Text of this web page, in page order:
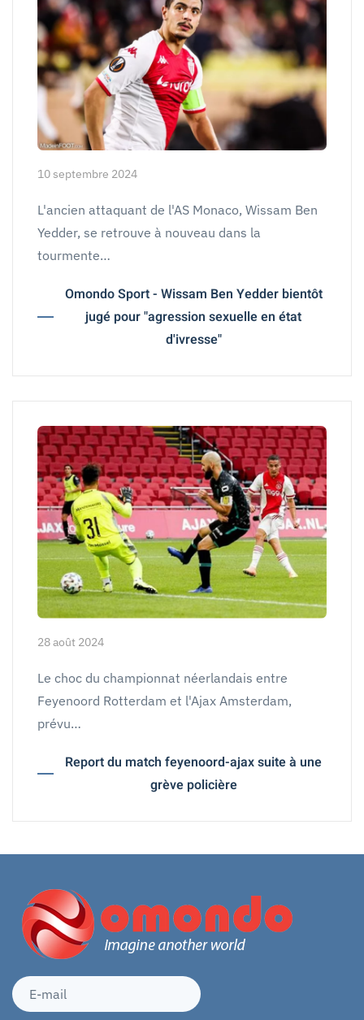
10 septembre 2024
L'ancien attaquant de l'AS Monaco, Wissam Ben
Yedder, se retrouve à nouveau dans la
tourmente…
Omondo Sport - Wissam Ben Yedder bientôt
jugé pour "agression sexuelle en état
d'ivresse"
28 août 2024
Le choc du championnat néerlandais entre
Feyenoord Rotterdam et l'Ajax Amsterdam,
prévu…
Report du match feyenoord-ajax suite à une
grève policière